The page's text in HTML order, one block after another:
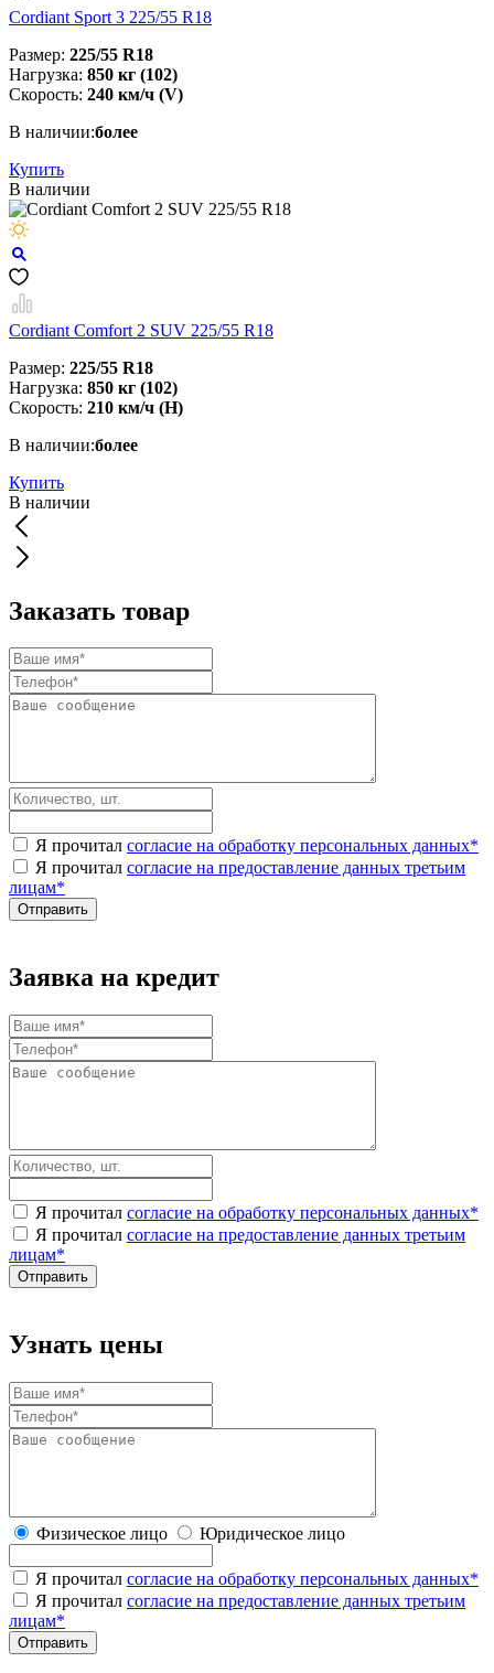
Cordiant Sport 3 225/55 R18
Размер: 225/55 R18
Нагрузка: 850 кг (102)
Скорость: 240 км/ч (V)
В наличии:более
Купить
В наличии
Cordiant Comfort 2 SUV 225/55 R18
Размер: 225/55 R18
Нагрузка: 850 кг (102)
Скорость: 210 км/ч (H)
В наличии:более
Купить
В наличии
Заказать товар
Я прочитал согласие на обработку персональных данных*
Я прочитал согласие на предоставление данных третьим
лицам*
Заявка на кредит
Я прочитал согласие на обработку персональных данных*
Я прочитал согласие на предоставление данных третьим
лицам*
Узнать цены
Физическое лицо Юридическое лицо
Я прочитал согласие на обработку персональных данных*
Я прочитал согласие на предоставление данных третьим
лицам*